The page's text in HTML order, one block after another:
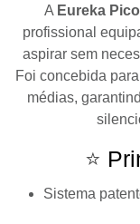
A Eureka
profissional
aspirar sem
Foi concebida
médias,
⭐
Sistema